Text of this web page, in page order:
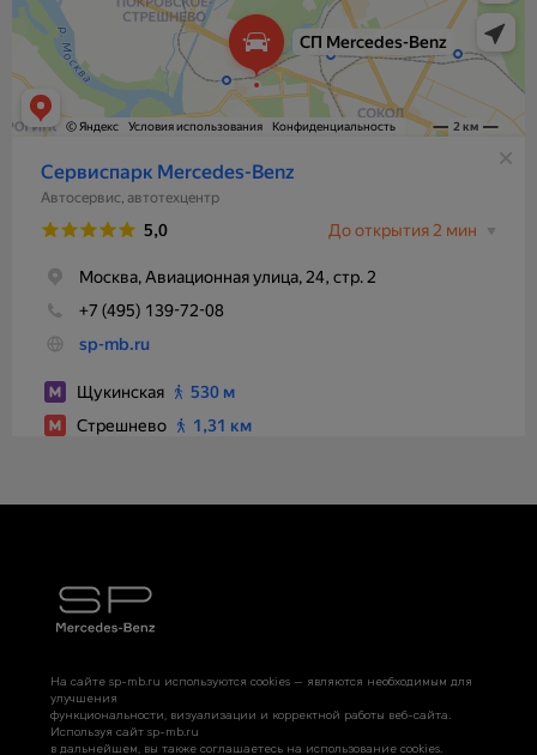
На сайте sp-mb.ru используются cookies — являются необходимым для
улучшения
функциональности, визуализации и корректной работы веб-сайта.
Используя сайт sp-mb.ru
в дальнейшем, вы также соглашаетесь на использование cookies.